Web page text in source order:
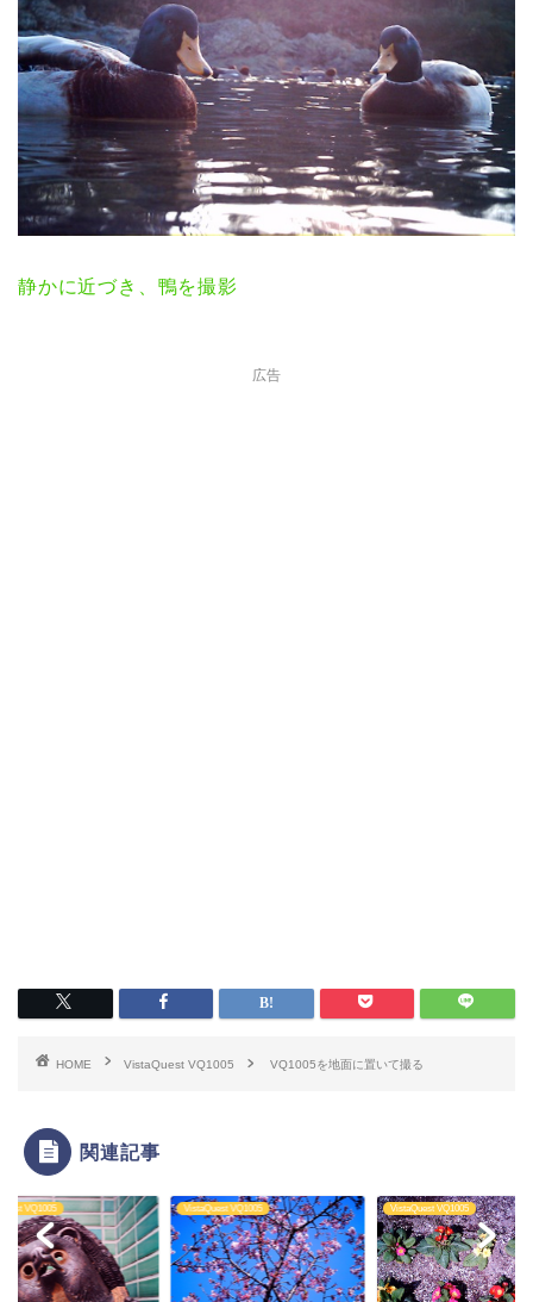
静かに近づき、鴨を撮影
広告
HOME VistaQuest VQ1005 VQ1005を地面に置いて撮る
関連記事
VQ1005 VistaQuest VQ1005 VistaQuest VQ1005